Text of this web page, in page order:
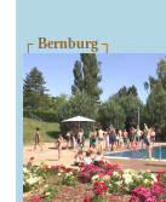
┌ Bernburg ┐